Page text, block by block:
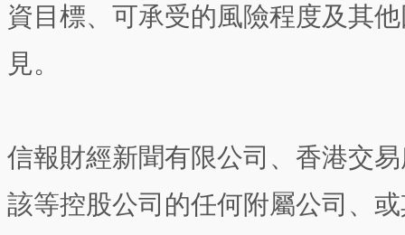
資目標、可承受的風險程度及其
見。
信報財經新聞有限公司、香港交
該等控股公司的任何附屬公司、